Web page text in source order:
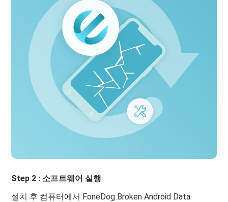
Step 2 : 소프트웨어 실행
설치 후 컴퓨터에서 FoneDog Broken Android Data